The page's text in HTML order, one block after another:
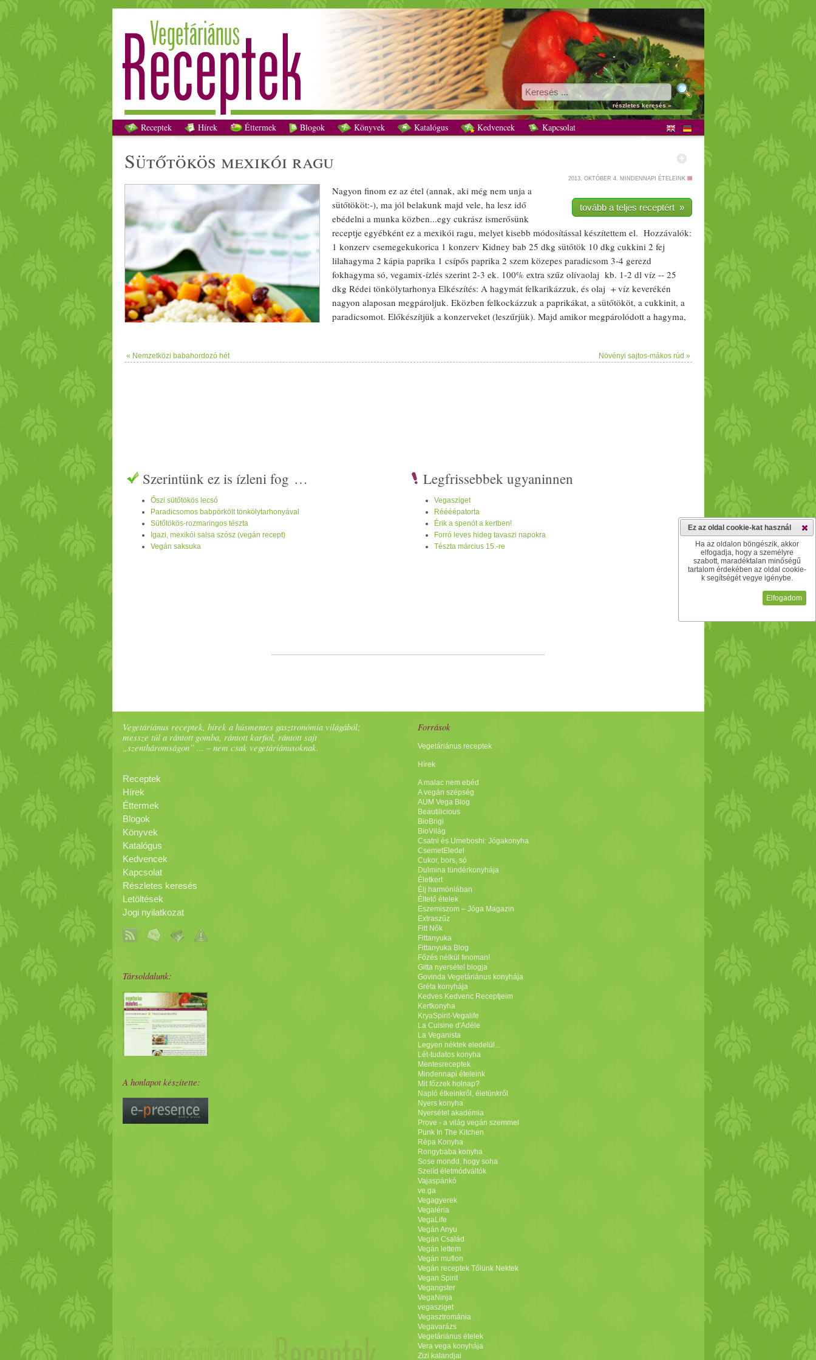
Sütőtökös mexikói ragu recept vegetáriánus
részletes keresés »
Receptek Hírek Éttermek Blogok Könyvek Katalógus Kedvencek Kapcsolat
sütőtökös mexikói ragu
2013. OKTÓBER 4. MINDENNAPI ÉTELEINK
tovább a teljes receptért »
Nagyon finom ez az étel(annak, aki még nem unja a
sütőtököt:-), ma jól belakunk majd vele, ha lesz idő
ebédelni a munka közben...egy cukrász ismerősünk
receptje egyébként ez a mexikói ragu, melyet kisebb módosítással készítettem el. Hozzávalók:
1 konzerv csemegekukorica1 konzerv Kidney bab 25 dkg sütőtök10 dkg cukkini2 fej
lilahagyma2 kápia paprika1 csípős paprika2 szem közepes paradicsom3-4 gerezd
fokhagymasó, vegamix-ízlés szerint 2-3 ek. 100% extra szűz olívaolaj kb. 1-2 dl víz-- 25
dkg Rédei tönkölytarhonya Elkészítés: A hagymát felkarikázzuk, és olaj + víz keverékén
nagyon alaposan megpároljuk. Eközben felkockázzuk a paprikákat, a sütőtököt, a cukkinit, a
paradicsomot. Előkészítjük a konzerveket (leszűrjük). Majd amikor megpárolódott a hagyma,
bulgurral, kuszkusszal,
« Nemzetközi babahordozó hét Növényi sajtos-mákos rúd »
Szerintünk ez is ízleni fog …
Őszi sütőtökös lecsó
Paradicsomos babpörkölt tönkölytarhonyával
Sütőtökös-rozmaringos tészta
Igazi, mexikói salsa szósz (vegán recept)
Vegán saksuka
Legfrissebbek ugyaninnen
Vegasziget
Réééépatorta
Érik a spenót a kertben!
Forró leves hideg tavaszi napokra
Tészta március 15.-re
Vegetáriánus receptek, hírek a húsmentes gasztronómia világából;
messze túl a rántott gomba, rántott karfiol, rántott sajt
„szentháromságon” ... – nem csak vegetáriánusoknak.
Receptek
Hírek
Éttermek
Blogok
Könyvek
Katalógus
Kedvencek
Kapcsolat
Részletes keresés
Letöltések
Jogi nyilatkozat
Társoldalunk:
A honlapot készítette:
Források
Vegetáriánus receptek
Hírek
A malac nem ebéd
A vegán szépség
AUM Vega Blog
Beautilicious
BioBrigi
BioVilág
Csatni és Umeboshi: Jógakonyha
CsemetEledel
Cukor, bors, só
Dulmina tündérkonyhája
Életkert
Élj harmóniában
Éltető ételek
Eszemiszom – Jóga Magazin
Extraszűz
Fitt Nők
Fittanyuka
Fittanyuka Blog
Főzés nélkül finoman!
Gitta nyersétel blogja
Govinda Vegetáriánus konyhája
Gréta konyhája
Kedves Kedvenc Receptjeim
Kertkonyha
KryaSpirit-Vegalife
La Cuisine d'Adéle
La Veganista
Legyen néktek eledelül...
Lét-tudatos konyha
Mentesreceptek
Mindennapi ételeink
Mit főzzek holnap?
Napló étkeinkről, életünkről
Nyers konyha
Nyersétel akadémia
Prove - a világ vegán szemmel
Punk In The Kitchen
Répa Konyha
Rongybaba konyha
Sose mondd, hogy soha
Szelíd életmódváltók
Vajaspánkó
ve.ga
Vegagyerek
Vegaléria
VegaLife
Vegán Anyu
Vegán Család
Vegán lettem
Vegán muflon
Vegán receptek Tőlünk Nektek
Vegan Spirit
Vegangster
VegaNinja
vegasziget
Vegasztrománia
Vegavarázs
Vegetáriánus ételek
Vera vega konyhája
Zizi kalandjai
Ez az oldal cookie-kat használ
Ha az oldalon böngészik, akkor
elfogadja, hogy a személyre
szabott, maradéktalan minőségű
tartalom érdekében az oldal cookie-
k segítségét vegye igénybe.
Elfogadom